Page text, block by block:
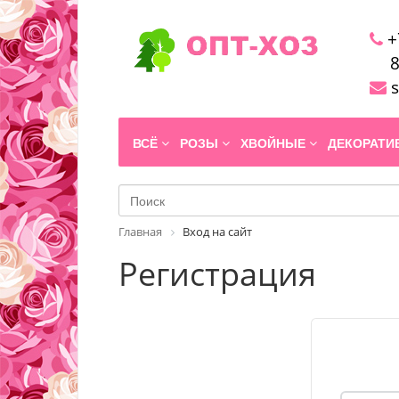
ВСЁ РОЗЫ ХВОЙНЫЕ
Главная Вход на сайт
Регистрация